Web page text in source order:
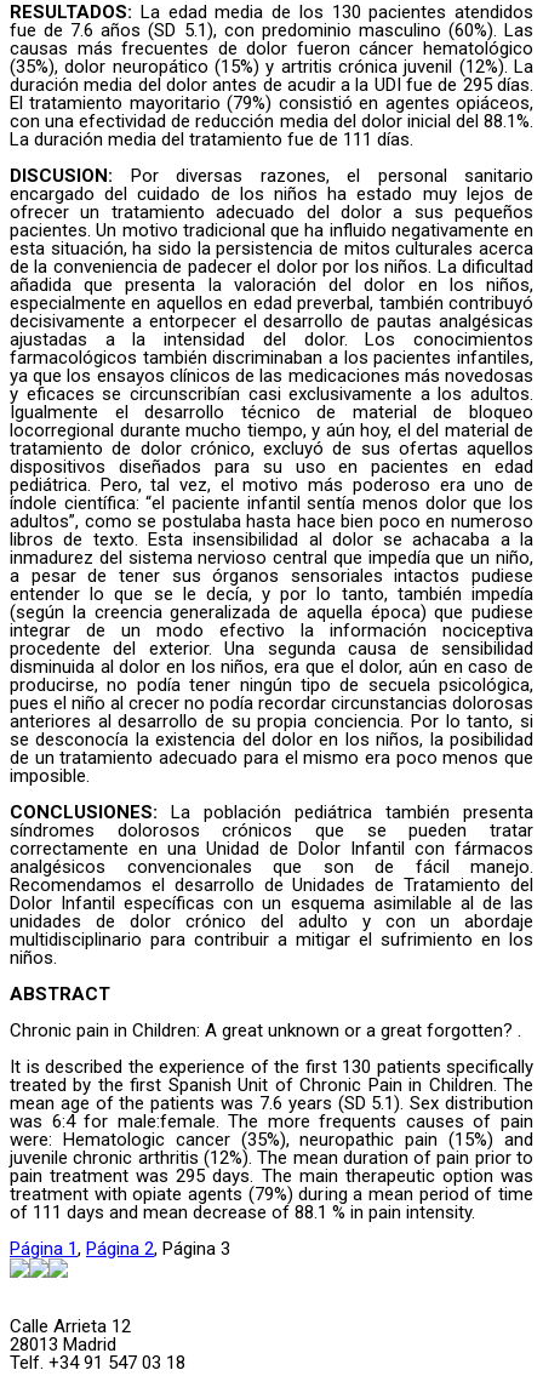
RESULTADOS: La edad media de los 130 pacientes atendidos
fue de 7.6 años (SD 5.1), con predominio masculino (60%). Las
causas más frecuentes de dolor fueron cáncer hematológico
(35%), dolor neuropático (15%) y artritis crónica juvenil (12%). La
duración media del dolor antes de acudir a la UDI fue de 295 días.
El tratamiento mayoritario (79%) consistió en agentes opiáceos,
con una efectividad de reducción media del dolor inicial del 88.1%.
La duración media del tratamiento fue de 111 días.
DISCUSION: Por diversas razones, el personal sanitario
encargado del cuidado de los niños ha estado muy lejos de
ofrecer un tratamiento adecuado del dolor a sus pequeños
pacientes. Un motivo tradicional que ha influido negativamente en
esta situación, ha sido la persistencia de mitos culturales acerca
de la conveniencia de padecer el dolor por los niños. La dificultad
añadida que presenta la valoración del dolor en los niños,
especialmente en aquellos en edad preverbal, también contribuyó
decisivamente a entorpecer el desarrollo de pautas analgésicas
ajustadas a la intensidad del dolor. Los conocimientos
farmacológicos también discriminaban a los pacientes infantiles,
ya que los ensayos clínicos de las medicaciones más novedosas
y eficaces se circunscribían casi exclusivamente a los adultos.
Igualmente el desarrollo técnico de material de bloqueo
locorregional durante mucho tiempo, y aún hoy, el del material de
tratamiento de dolor crónico, excluyó de sus ofertas aquellos
dispositivos diseñados para su uso en pacientes en edad
pediátrica. Pero, tal vez, el motivo más poderoso era uno de
índole científica: “el paciente infantil sentía menos dolor que los
adultos”, como se postulaba hasta hace bien poco en numeroso
libros de texto. Esta insensibilidad al dolor se achacaba a la
inmadurez del sistema nervioso central que impedía que un niño,
a pesar de tener sus órganos sensoriales intactos pudiese
entender lo que se le decía, y por lo tanto, también impedía
(según la creencia generalizada de aquella época) que pudiese
integrar de un modo efectivo la información nociceptiva
procedente del exterior. Una segunda causa de sensibilidad
disminuida al dolor en los niños, era que el dolor, aún en caso de
producirse, no podía tener ningún tipo de secuela psicológica,
pues el niño al crecer no podía recordar circunstancias dolorosas
anteriores al desarrollo de su propia conciencia. Por lo tanto, si
se desconocía la existencia del dolor en los niños, la posibilidad
de un tratamiento adecuado para el mismo era poco menos que
imposible.
CONCLUSIONES: La población pediátrica también presenta
síndromes dolorosos crónicos que se pueden tratar
correctamente en una Unidad de Dolor Infantil con fármacos
analgésicos convencionales que son de fácil manejo.
Recomendamos el desarrollo de Unidades de Tratamiento del
Dolor Infantil específicas con un esquema asimilable al de las
unidades de dolor crónico del adulto y con un abordaje
multidisciplinario para contribuir a mitigar el sufrimiento en los
niños.
ABSTRACT
Chronic pain in Children: A great unknown or a great forgotten? .
It is described the experience of the first 130 patients specifically
treated by the first Spanish Unit of Chronic Pain in Children. The
mean age of the patients was 7.6 years (SD 5.1). Sex distribution
was 6:4 for male:female. The more frequents causes of pain
were: Hematologic cancer (35%), neuropathic pain (15%) and
juvenile chronic arthritis (12%). The mean duration of pain prior to
pain treatment was 295 days. The main therapeutic option was
treatment with opiate agents (79%) during a mean period of time
of 111 days and mean decrease of 88.1 % in pain intensity.
Página 1, Página 2, Página 3
Calle Arrieta 12
28013 Madrid
Telf. +34 91 547 03 18